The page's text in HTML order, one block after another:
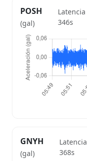
POSH
(gal)
Latencia
346s
GNYH
(gal)
Latencia
368s